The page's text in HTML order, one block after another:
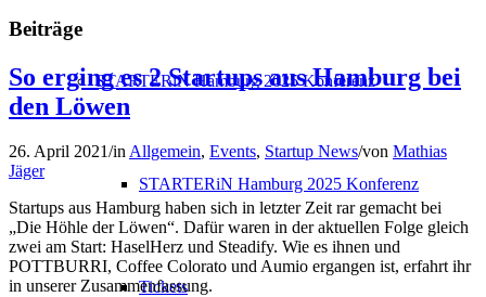
STARTERiN Hamburg 2025 Konferenz
STARTERiN Hamburg 2025 Konferenz
Tickets
Beiträge
So erging es 2 Startups aus Hamburg bei
den Löwen
26. April 2021/inAllgemein, Events, Startup News/von Mathias
Jäger
Startups aus Hamburg haben sich in letzter Zeit rar gemacht bei
„Die Höhle der Löwen“. Dafür waren in der aktuellen Folge gleich
zwei am Start: HaselHerz und Steadify. Wie es ihnen und
POTTBURRI, Coffee Colorato und Aumio ergangen ist, erfahrt ihr
in unserer Zusammenfassung.